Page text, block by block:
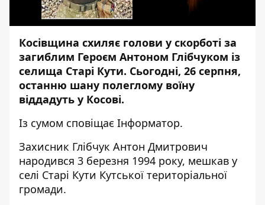
Косівщина схиляє голови у скорботі за
загиблим Героєм Антоном Глібчуком із
селища Старі Кути. Сьогодні, 26 серпня,
останню шану полеглому воїну
віддадуть у Косові.
Із сумом сповіщає Інформатор.
Захисник Глібчук Антон Дмитрович
народився 3 березня 1994 року, мешкав у
селі Старі Кути Кутської територіальної
громади.